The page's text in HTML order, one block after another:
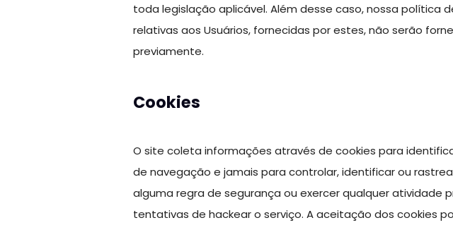
toda legislação aplicável. Além desse caso, nossa política
relativas aos Usuários, fornecidas por estes, não serão
previamente.
Cookies
O site coleta informações através de cookies para
de navegação e jamais para controlar, identificar ou
alguma regra de segurança ou exercer qualquer atividade
tentativas de hackear o serviço. A aceitação dos cookies